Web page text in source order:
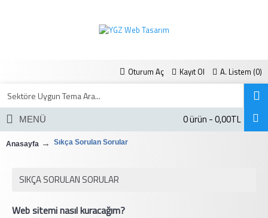
0 ürün - 0,00TL
Oturum Aç Kayıt Ol A. Listem (0)
MENÜ
Anasayfa Sıkça Sorulan Sorular
SIKÇA SORULAN SORULAR
Web sitemi nasıl kuracağım?